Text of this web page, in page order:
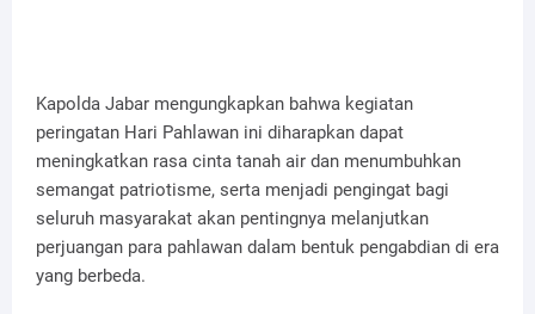
Kapolda Jabar mengungkapkan bahwa kegiatan
peringatan Hari Pahlawan ini diharapkan dapat
meningkatkan rasa cinta tanah air dan menumbuhkan
semangat patriotisme, serta menjadi pengingat bagi
seluruh masyarakat akan pentingnya melanjutkan
perjuangan para pahlawan dalam bentuk pengabdian di era
yang berbeda.